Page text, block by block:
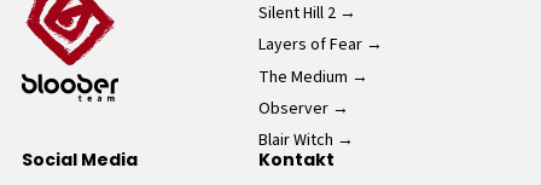
Silent Hill 2
Layers of Fear
The Medium
Observer
Blair Witch
Social Media Kontakt